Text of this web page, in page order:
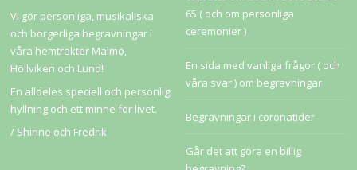
Vi gör personliga, musikaliska
och borgerliga begravningar i
våra hemtrakter Malmö,
Höllviken och Lund!
En alldeles speciell och personlig
hyllning och ett minne för livet.
/ Shirine och Fredrik
65 ( och om personliga
ceremonier )
En sida med vanliga frågor ( och
våra svar ) om begravningar
Begravningar i coronatider
Går det att göra en billig